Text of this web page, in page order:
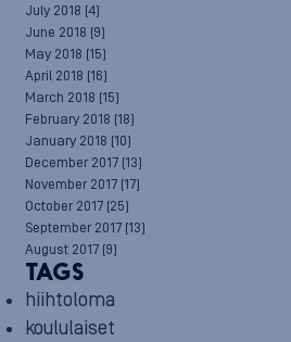
July 2018 (4)
June 2018 (9)
May 2018 (15)
April 2018 (16)
March 2018 (15)
February 2018 (18)
January 2018 (10)
December 2017 (13)
November 2017 (17)
October 2017 (25)
September 2017 (13)
August 2017 (9)
TAGS
hiihtoloma
koululaiset